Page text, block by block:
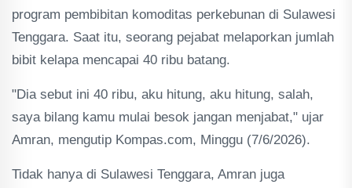
program pembibitan komoditas perkebunan di Sulawesi
Tenggara. Saat itu, seorang pejabat melaporkan jumlah
bibit kelapa mencapai 40 ribu batang.
"Dia sebut ini 40 ribu, aku hitung, aku hitung, salah,
saya bilang kamu mulai besok jangan menjabat," ujar
Amran, mengutip Kompas.com, Minggu (7/6/2026).
Tidak hanya di Sulawesi Tenggara, Amran juga